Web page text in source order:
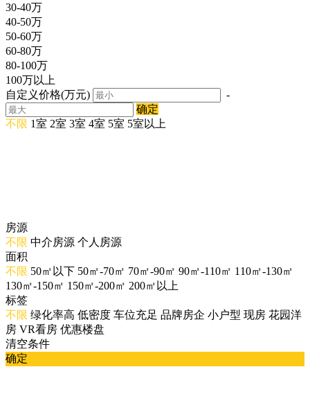
30-40万
40-50万
50-60万
60-80万
80-100万
100万以上
自定义价格(万元)
-
确定
不限 1室 2室 3室 4室 5室 5室以上
房源
不限 中介房源 个人房源
面积
不限 50㎡以下 50㎡-70㎡ 70㎡-90㎡ 90㎡-110㎡ 110㎡-130㎡
130㎡-150㎡ 150㎡-200㎡ 200㎡以上
标签
不限 绿化率高 低密度 车位充足 品牌房企 小户型 现房 花园洋
房 VR看房 优惠楼盘
清空条件
确定